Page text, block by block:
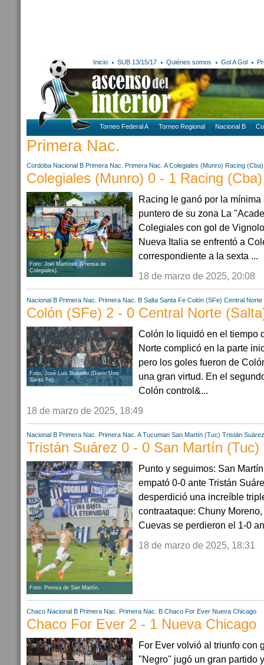
Inicio SUB 13/15/17 Quiénes somos Gol A Gol
Torneo Federal A Torneo Regional Nacional B
Primera Nac.
Cordoba Nacional B Primera Nac. Primera Nac. A Colegiales (Munro) Racing (Cba)
Colegiales (Munro) 0 - 1 Racing (Cba)
Foto: Joel Martínez (Prensa de
Colegiales).
Racing le ganó por la
puntero de su zona La
Colegiales con gol de
Nueva Italia se enfrentó a
correspondiente a la sexta ...
18 de marzo de 2025, 20:08
Nacional B Primera Nac. Primera Nac. B Salta Santa Fe Colón (SFe) Central Norte
Colón (SFe) 2 - 0 Central Norte
Foto: José Luis Busiemi (Diario Uno
Santa Fe).
Colón lo liquidó en el tiempo
Norte complicó en la parte
pero los goles fueron de
una gran virtud. En el
Colón control&...
18 de marzo de 2025, 18:49
Nacional B Primera Nac. Primera Nac. A Tucuman San Martín (Tuc) Tristán Suárez
Tristán Suárez 0 - 0 San Martín (Tuc)
Foto: Prensa de San Martín.
Punto y seguimos: San
empató 0-0 ante Tristán
desperdició una increíble
contraataque: Chuny
Cuevas se perdieron el 1-0
18 de marzo de 2025, 18:31
Chaco Nacional B Primera Nac. Primera Nac. B Chaco For Ever Nueva Chicago
Chaco For Ever 2 - 1 Nueva Chicago
For Ever volvió al triunfo con
"Negro" jugó un gran partido